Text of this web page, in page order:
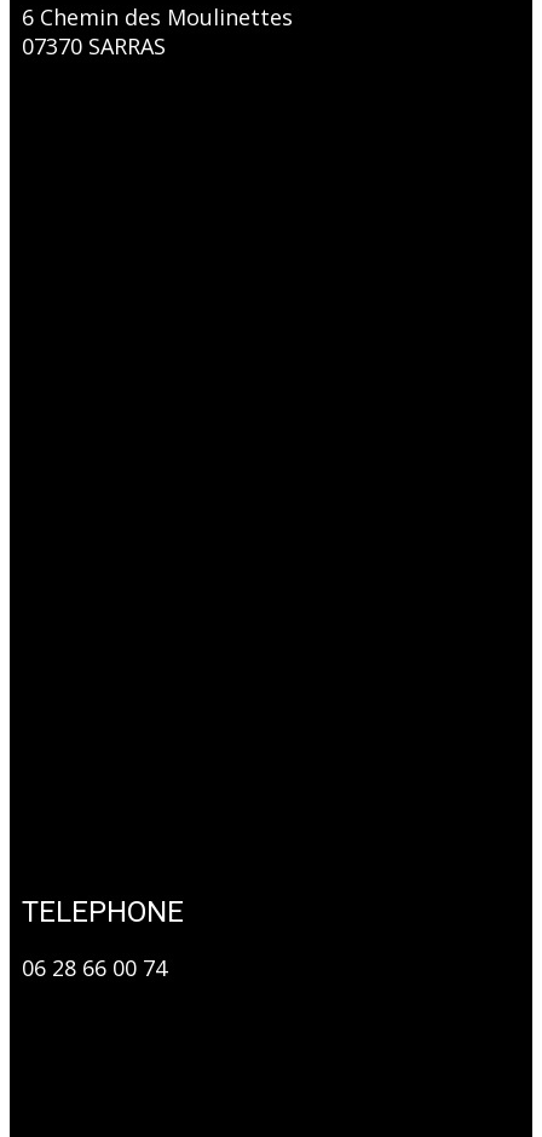
6 Chemin des Moulinettes
07370 SARRAS
TELEPHONE
06 28 66 00 74